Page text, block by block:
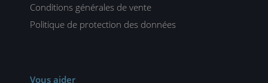
Conditions générales de vente
Politique de protection des données
Vous aider